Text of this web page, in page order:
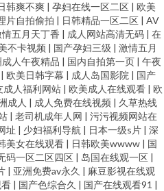
韩爽不爽 | 孕妇在线一区二区 | 欧美
片自拍偷拍 | 日韩精品一区二区 | AV
情五月天丁香 | 成人网站高清无码 | 在
不卡视频 | 国产孕妇三级 | 激情五月
人午夜精品 | 国内自拍第一页 | 午夜
| 欧美日韩字幕 | 成人岛国影院 | 国产
成人福利网站 | 欧美成人在线观看 | 欧
成人 | 成人免费在线视频 | 久草热线
| 老司机成年人网 | 污污视频网站在
址 | 少妇福利导航 | 日本一级s片 | 深
美女在线观看 | 日韩欧美wwww | 国
码一区二区四区 | 岛国在线观一区 |
| 亚洲免费av永久 | 麻豆影视在线观
| 国产色综合久 | 国产在线观看91 |